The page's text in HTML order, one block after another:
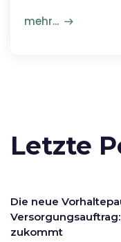
mehr...
Letzte
Die neue
zukommt